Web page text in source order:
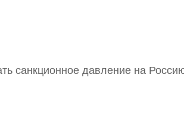
санкционное давление на